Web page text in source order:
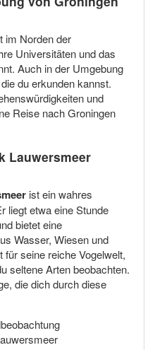
im Norden der
Universitäten und das
Auch in der Umgebung
du erkunden kannst.
und
Reise nach Groningen
Lauwersmeer
ist ein wahres
liegt etwa eine Stunde
bietet eine
Wasser, Wiesen und
seine reiche Vogelwelt,
seltene Arten beobachten.
die dich durch diese